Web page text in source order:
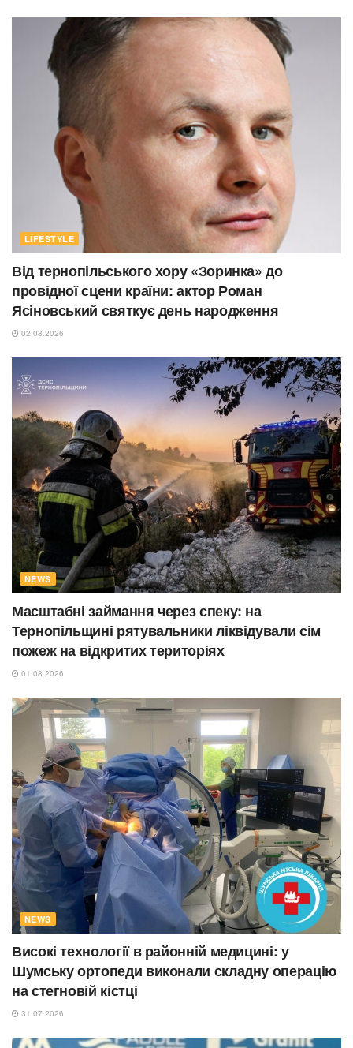
LIFESTYLE
Від тернопільського хору «Зоринка» до
провідної сцени країни: актор Роман
Ясіновський святкує день народження
02.08.2026
NEWS
Масштабні займання через спеку: на
Тернопільщині рятувальники ліквідували сім
пожеж на відкритих територіях
01.08.2026
NEWS
Високі технології в районній медицині: у
Шумську ортопеди виконали складну операцію
на стегновій кістці
31.07.2026